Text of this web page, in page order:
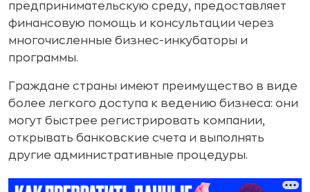
предпринимательскую среду, предоставляет
финансовую помощь и консультации через
многочисленные бизнес-инкубаторы и
программы.
Граждане страны имеют преимущество в виде
более легкого доступа к ведению бизнеса: они
могут быстрее регистрировать компании,
открывать банковские счета и выполнять
другие административные процедуры.